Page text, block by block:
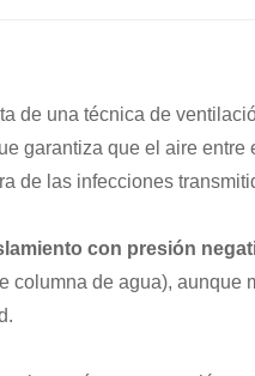
de una técnica de
garantiza que el aire entre
de las infecciones
con presión
columna de agua), aunque